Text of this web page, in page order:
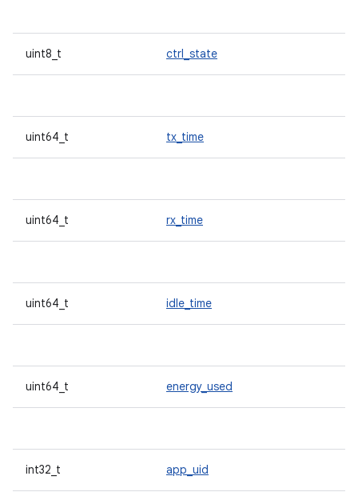
uint8_t ctrl_state
uint64_t tx_time
uint64_t rx_time
uint64_t idle_time
uint64_t energy_used
int32_t app_uid